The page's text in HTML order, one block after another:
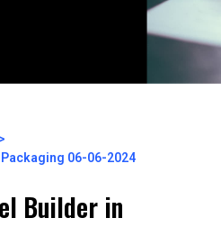
06-06-2024
Builder in